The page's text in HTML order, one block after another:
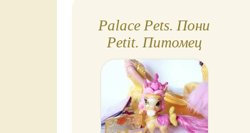
Palace Pets. Пони
Petit. Питомец
Белль